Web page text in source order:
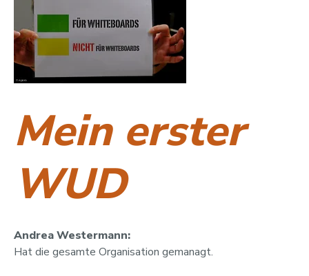
Mein erster
WUD
Andrea Westermann:
Hat die gesamte Organisation gemanagt.